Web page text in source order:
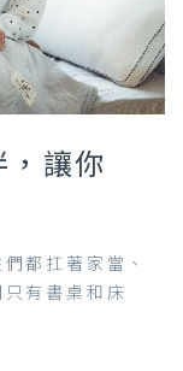
，讓你
都扛著家當、
有書桌和床